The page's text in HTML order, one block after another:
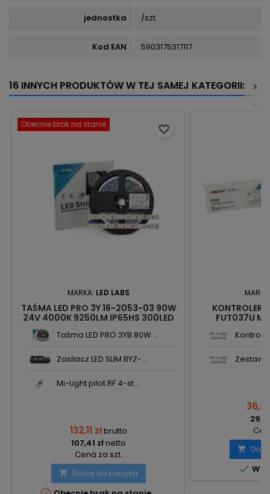
jednostka /szt.
Kod EAN 5903175317117
16 INNYCH PRODUKTÓW W TEJ SAMEJ KATEGORII:
>
<
Obecnie brak na stanie
MARKA: LED LABS
TAŚMA LED PRO 3Y 16-2053-03 90W
24V 4000K 9250LM IP65HS 300LED
Taśma LED PRO 3YB 80W ...
Zasilacz LED SLIM BYZ-...
Mi-Light pilot RF 4-st...
132,11 złbrutto
107,41 złnetto
Cena za szt.
 Dodaj do koszyka
favorite_border
KONTROLER
FUT037U
Zestaw

 W